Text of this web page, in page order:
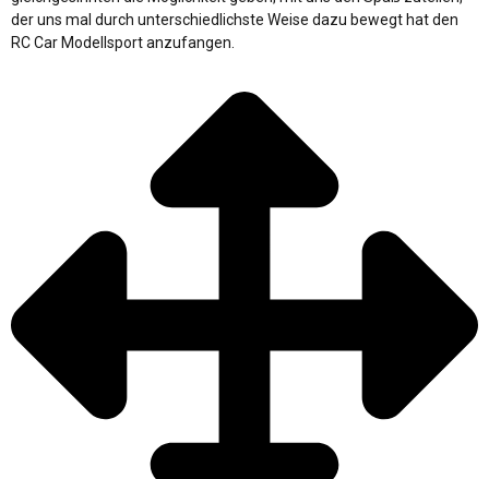
der uns mal durch unterschiedlichste Weise dazu bewegt hat den
RC Car Modellsport anzufangen.